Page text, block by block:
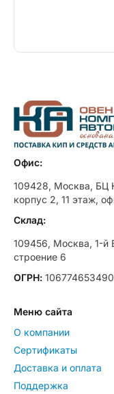
Офис:
109428, Москва, БЦ
корпус 2, 11 этаж,
Склад:
109456, Москва, 1-й
строение 6
ОГРН:
Меню сайта
О компании
Сертификаты
Доставка и оплата
Поддержка